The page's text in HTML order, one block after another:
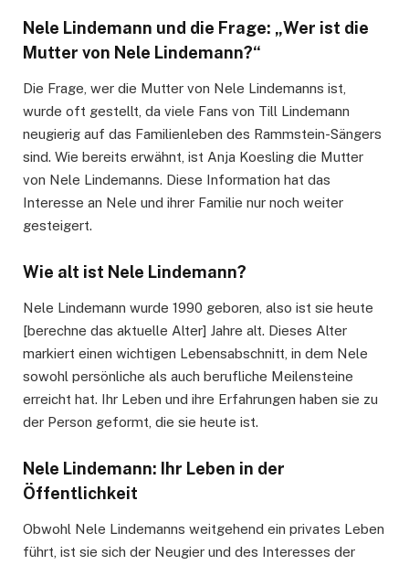
Nele Lindemann und die Frage: „Wer ist die
Mutter von Nele Lindemann?“
Die Frage, wer die Mutter von Nele Lindemanns ist,
wurde oft gestellt, da viele Fans von Till Lindemann
neugierig auf das Familienleben des Rammstein-Sängers
sind. Wie bereits erwähnt, ist Anja Koesling die Mutter
von Nele Lindemanns. Diese Information hat das
Interesse an Nele und ihrer Familie nur noch weiter
gesteigert.
Wie alt ist Nele Lindemann?
Nele Lindemann wurde 1990 geboren, also ist sie heute
[berechne das aktuelle Alter] Jahre alt. Dieses Alter
markiert einen wichtigen Lebensabschnitt, in dem Nele
sowohl persönliche als auch berufliche Meilensteine
erreicht hat. Ihr Leben und ihre Erfahrungen haben sie zu
der Person geformt, die sie heute ist.
Nele Lindemann: Ihr Leben in der
Öffentlichkeit
Obwohl Nele Lindemanns weitgehend ein privates Leben
führt, ist sie sich der Neugier und des Interesses der